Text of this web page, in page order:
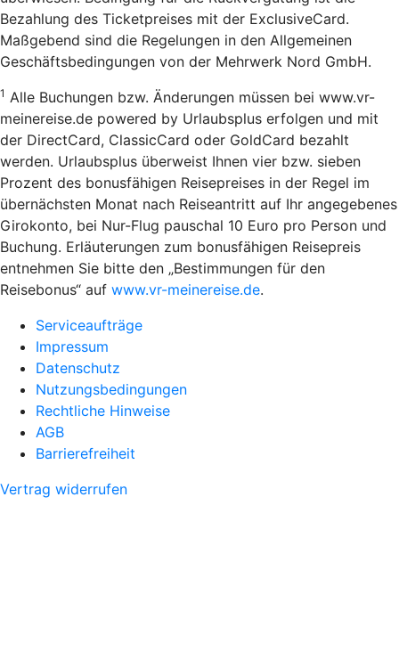
Bezahlung des Ticketpreises mit der ExclusiveCard.
Maßgebend sind die Regelungen in den Allgemeinen
Geschäftsbedingungen von der Mehrwerk Nord GmbH.
1 Alle Buchungen bzw. Änderungen müssen bei www.vr-
meinereise.de powered by Urlaubsplus erfolgen und mit
der DirectCard, ClassicCard oder GoldCard bezahlt
werden. Urlaubsplus überweist Ihnen vier bzw. sieben
Prozent des bonusfähigen Reisepreises in der Regel im
übernächsten Monat nach Reiseantritt auf Ihr angegebenes
Girokonto, bei Nur-Flug pauschal 10 Euro pro Person und
Buchung. Erläuterungen zum bonusfähigen Reisepreis
entnehmen Sie bitte den „Bestimmungen für den
Reisebonus“ auf www.vr-meinereise.de.
Serviceaufträge
Impressum
Datenschutz
Nutzungsbedingungen
Rechtliche Hinweise
AGB
Barrierefreiheit
Vertrag widerrufen